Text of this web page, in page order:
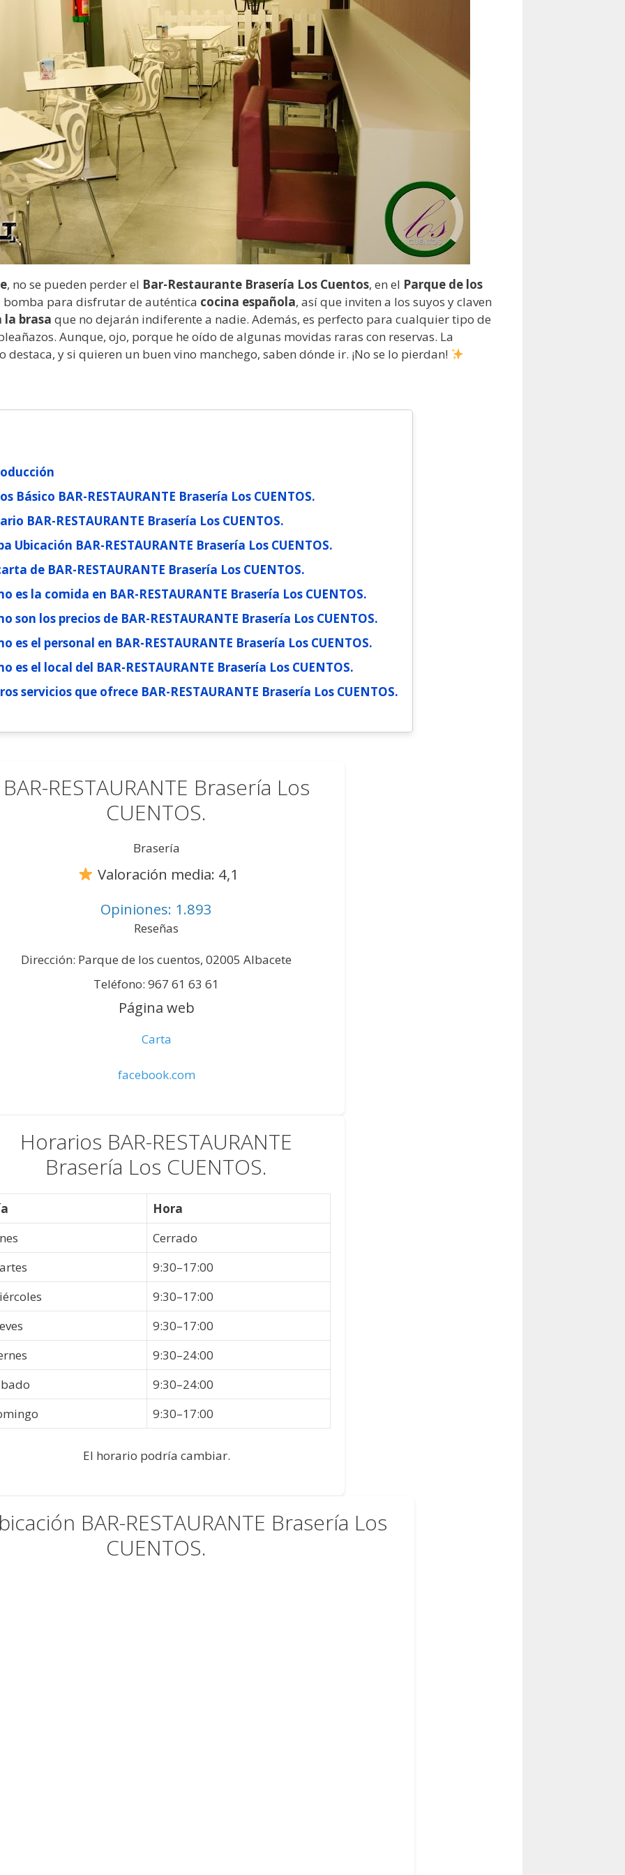
, no se pueden perder el Bar-Restaurante Brasería Los Cuentos, en el Parque de los
bomba para disfrutar de auténtica cocina española, así que inviten a los suyos y claven
la brasa que no dejarán indiferente a nadie. Además, es perfecto para cualquier tipo de
Aunque, ojo, porque he oído de algunas movidas raras con reservas. La
destaca, y si quieren un buen vino manchego, saben dónde ir. ¡No se lo pierdan!
Básico BAR-RESTAURANTE Brasería Los CUENTOS.
BAR-RESTAURANTE Brasería Los CUENTOS.
Ubicación BAR-RESTAURANTE Brasería Los CUENTOS.
de BAR-RESTAURANTE Brasería Los CUENTOS.
es la comida en BAR-RESTAURANTE Brasería Los CUENTOS.
son los precios de BAR-RESTAURANTE Brasería Los CUENTOS.
es el personal en BAR-RESTAURANTE Brasería Los CUENTOS.
es el local del BAR-RESTAURANTE Brasería Los CUENTOS.
servicios que ofrece BAR-RESTAURANTE Brasería Los CUENTOS.
BAR-RESTAURANTE Brasería Los
CUENTOS.
Brasería
Valoración media: 4,1
Opiniones: 1.893
Reseñas
Dirección: Parque de los cuentos, 02005 Albacete
Teléfono: 967 61 63 61
Página web
Carta
facebook.com
Horarios BAR-RESTAURANTE
Brasería Los CUENTOS.
Hora
Cerrado
9:30–17:00
9:30–17:00
9:30–17:00
9:30–24:00
9:30–24:00
9:30–17:00
El horario podría cambiar.
BAR-RESTAURANTE Brasería Los
CUENTOS.